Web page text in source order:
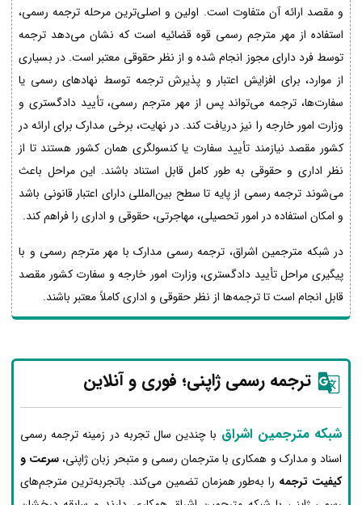
و مقصد ارائه آن متفاوت است. اولین و اصلی‌ترین مرحله ترجمه رسمی،
استفاده از مهر مترجم رسمی قوه قضائیه است که نشان می‌دهد ترجمه
توسط فرد دارای مجوز انجام شده و از نظر حقوقی معتبر است. در بسیاری
از موارد، برای افزایش اعتبار و پذیرش ترجمه توسط نهادهای رسمی یا
سفارت‌ها، ترجمه می‌تواند پس از مهر مترجم رسمی، تأیید دادگستری و
وزارت امور خارجه را نیز دریافت کند. در نهایت، برخی مدارک برای ارائه در
کشور مقصد نیازمند تأیید سفارت یا کنسولگری همان کشور هستند تا از
نظر اداری و حقوقی به طور کامل قابل استناد باشند. این مراحل باعث
می‌شوند ترجمه رسمی از پایه تا سطح بین‌المللی دارای اعتبار قانونی باشد
و امکان استفاده در امور تحصیلی، مهاجرتی، حقوقی و اداری را فراهم کند.
در شبکه مترجمین اشراق، ترجمه رسمی مدارک با مهر مترجم رسمی و با
پیگیری مراحل تأیید دادگستری، وزارت امور خارجه و سفارت کشور مقصد
قابل انجام است تا ترجمه‌ها از نظر حقوقی و اداری کاملاً معتبر باشند.
ترجمه رسمی ژاپنی؛ فوری و آنلاین
شبکه مترجمین اشراق با چندین سال تجربه در زمینه ترجمه رسمی
اسناد و مدارک و همکاری با مترجمان رسمی و متبحر زبان ژاپنی،سرعت و
کیفیت ترجمه را به‌طور همزمان تضمین می‌کند. باتجربه‌ترین مترجم‌های